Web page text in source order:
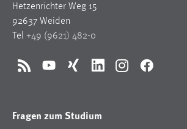
Hetzenrichter Weg 15
92637 Weiden
Tel +49 (9621) 482-0
RSS YouTubeXing LinkedInInstagramFacebook
Fragen zum Studium